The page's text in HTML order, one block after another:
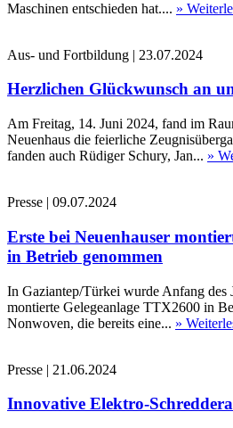
Maschinen entschieden hat.... »
Aus- und Fortbildung | 23.07.2024
Herzlichen Glückwunsch an
Am Freitag, 14. Juni 2024, fand im
Neuenhaus die feierliche
fanden auch Rüdiger Schury, Jan... »
Presse | 09.07.2024
Erste bei Neuenhauser
in Betrieb genommen
In Gaziantep/Türkei wurde Anfang des
montierte Gelegeanlage TTX2600 in
Nonwoven, die bereits eine... »
Presse | 21.06.2024
Innovative Elektro-